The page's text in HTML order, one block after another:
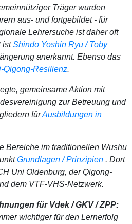
Träger wurden
aus- und fortgebildet - für
Lehrersuche ist daher oft
istShindo Yoshin Ryu / Toby
anerkannt. Ebenso das
Qigong-Resilienz.
gemeinsame Aktion mit
zur Betreuung und
fürAusbildungen in
Bereiche im traditionellen Wushu
Grundlagen / Prinzipien. Dort
Uni Oldenburg, der Qigong-
dem VTF-VHS-Netzwerk.
für Vdek / GKV / ZPP:
wichtiger für den Lernerfolg